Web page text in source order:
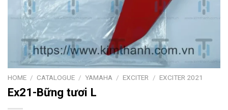
HOME / CATALOGUE / YAMAHA / EXCITER / EXCITER 2021
Ex21-Bững tươi L